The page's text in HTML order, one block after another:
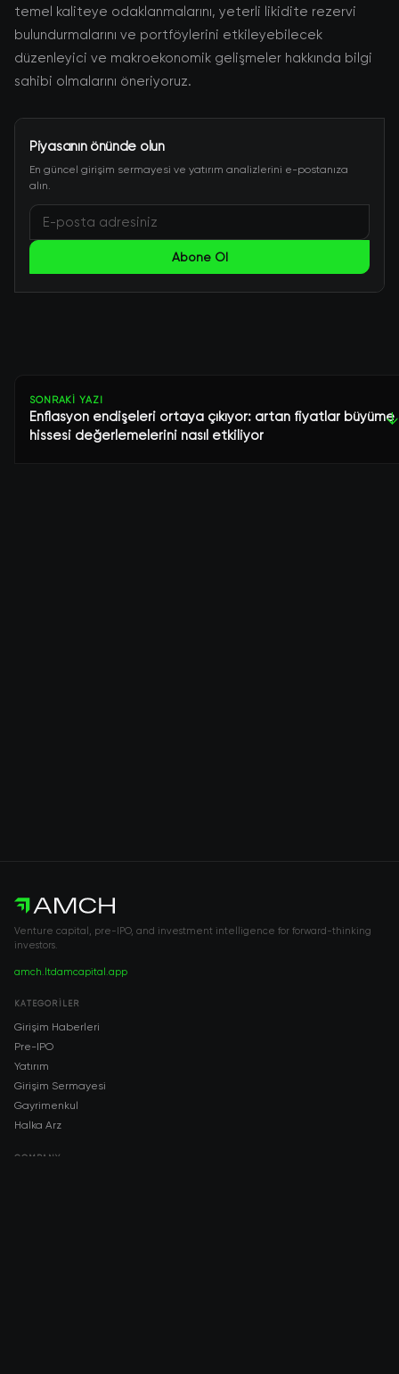
temel kaliteye odaklanmalarını, yeterli likidite rezervi
bulundurmalarını ve portföylerini etkileyebilecek
düzenleyici ve makroekonomik gelişmeler hakkında bilgi
sahibi olmalarını öneriyoruz.
Piyasanın önünde olun
En güncel girişim sermayesi ve yatırım analizlerini e-postanıza
alın.
Abone Ol
SONRAKI YAZI
Enflasyon endişeleri ortaya çıkıyor: artan fiyatlar büyüme
hissesi değerlemelerini nasıl etkiliyor
↓
Venture capital, pre-IPO, and investment intelligence for forward-thinking
investors.
amch.ltdamcapital.app
KATEGORILER
Girişim Haberleri
Pre-IPO
Yatırım
Girişim Sermayesi
Gayrimenkul
Halka Arz
COMPANY